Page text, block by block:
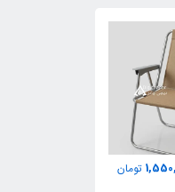
تومان